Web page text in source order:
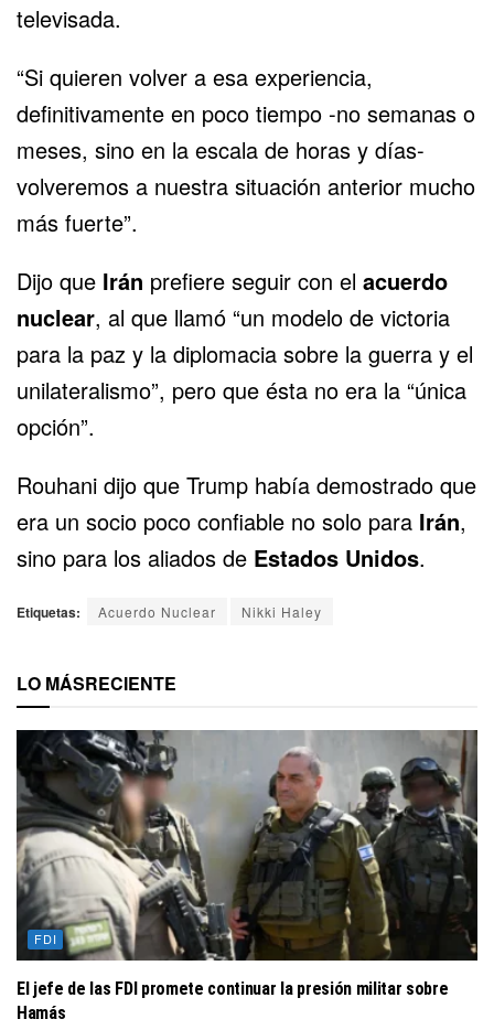
televisada.
“Si quieren volver a esa experiencia,
definitivamente en poco tiempo -no semanas o
meses, sino en la escala de horas y días-
volveremos a nuestra situación anterior mucho
más fuerte”.
Dijo que Irán prefiere seguir con el acuerdo
nuclear, al que llamó “un modelo de victoria
para la paz y la diplomacia sobre la guerra y el
unilateralismo”, pero que ésta no era la “única
opción”.
Rouhani dijo que Trump había demostrado que
era un socio poco confiable no solo para Irán,
sino para los aliados de Estados Unidos.
Etiquetas: Acuerdo Nuclear Nikki Haley
LO MÁSRECIENTE
FDI
El jefe de las FDI promete continuar la presión militar sobre
Hamás